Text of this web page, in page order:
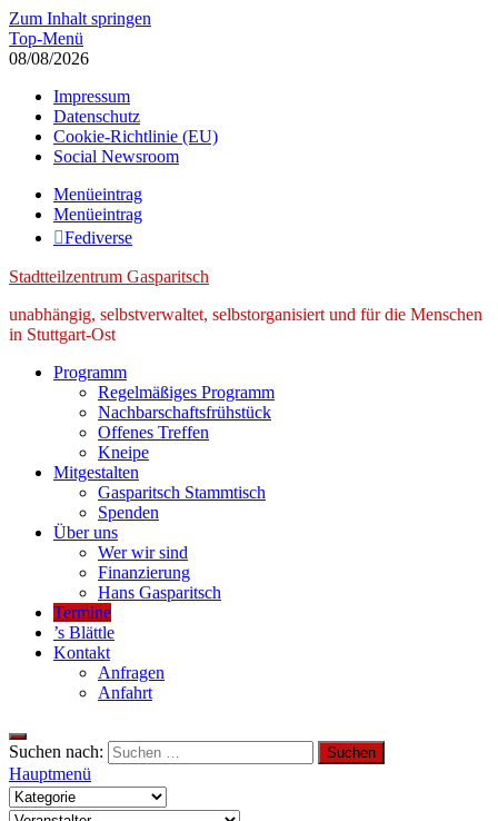
Zum Inhalt springen
Top-Menü
08/08/2026
Impressum
Datenschutz
Cookie-Richtlinie (EU)
Social Newsroom
Menüeintrag
Menüeintrag
Fediverse
Stadtteilzentrum Gasparitsch
unabhängig, selbstverwaltet, selbstorganisiert und für die Menschen
in Stuttgart-Ost
Programm
Regelmäßiges Programm
Nachbarschaftsfrühstück
Offenes Treffen
Kneipe
Mitgestalten
Gasparitsch Stammtisch
Spenden
Über uns
Wer wir sind
Finanzierung
Hans Gasparitsch
Termine
’s Blättle
Kontakt
Anfragen
Anfahrt
Suchen nach:
Hauptmenü